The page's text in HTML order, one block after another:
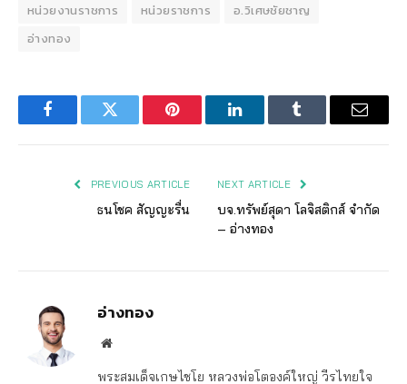
หน่วยงานราชการ หน่วยราชการ
อ.วิเศษชัยชาญ
อ่างทอง
FacebookTwitter Pinterest LinkedInTumblr Email
PREVIOUS ARTICLE
ธนโชค สัญญะรื่น
NEXT ARTICLE
บจ.ทรัพย์สุดา โลจิสติกส์ จำกัด
– อ่างทอง
อ่างทอง
Website
พระสมเด็จเกษไชโย หลวงพ่อโตองค์ใหญ่ วีรไทยใจ